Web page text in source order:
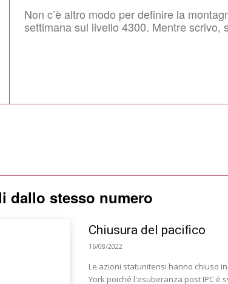
Non c’è altro modo per definire la
settimana sul livello 4300. Mentre scrivo,
dallo stesso numero
Chiusura del paciﬁco
16/08/2022
Le azioni statunitensi hanno chiuso
York poiché l'esuberanza post IPC è